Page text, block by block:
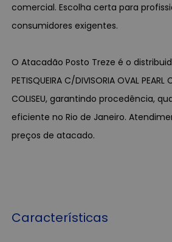
comercial. Escolha certa para
consumidores exigentes.
O Atacadão Posto Treze é o
PETISQUEIRA C/DIVISORIA OVAL PEARL
COLISEU, garantindo procedência,
eficiente no Rio de Janeiro.
preços de atacado.
Características